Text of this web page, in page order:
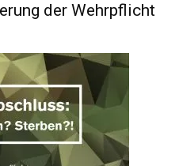
der Wehrpflicht